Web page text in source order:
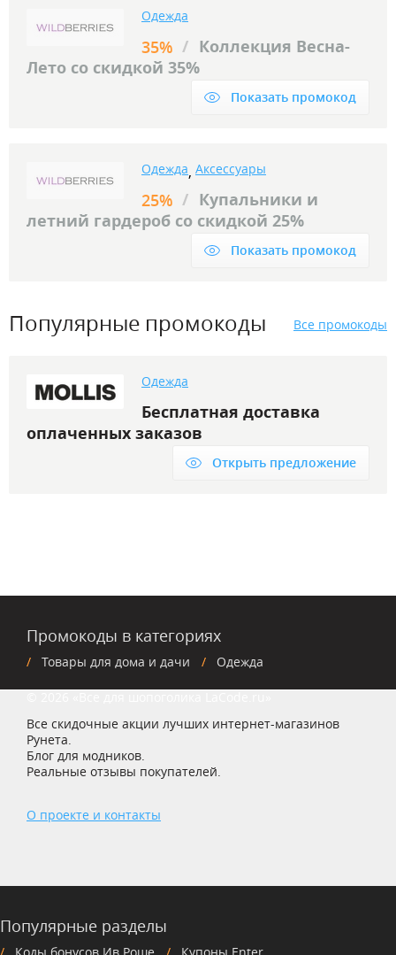
Одежда
35% / Коллекция Весна-
Лето со скидкой 35%
Показать промокод
Одежда, Аксессуары
25% / Купальники и
летний гардероб со скидкой 25%
Показать промокод
Популярные промокоды Все промокоды
Одежда
Бесплатная доставка
оплаченных заказов
Открыть предложение
Промокоды в категориях
Товары для дома и дачи Одежда
Все скидочные акции лучших интернет-магазинов
Рунета.
Блог для модников.
Реальные отзывы покупателей.
О проекте и контакты
Популярные разделы